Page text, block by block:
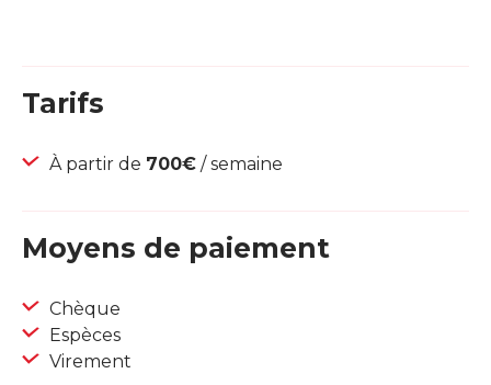
Tarifs
À partir de 700€ / semaine
Moyens de paiement
Chèque
Espèces
Virement